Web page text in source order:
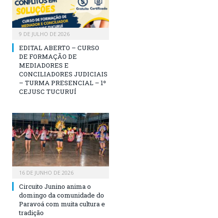
9 DE JULHO DE 2026
EDITAL ABERTO – CURSO
DE FORMAÇÃO DE
MEDIADORES E
CONCILIADORES JUDICIAIS
– TURMA PRESENCIAL – 1º
CEJUSC TUCURUÍ
16 DE JUNHO DE 2026
Circuito Junino anima o
domingo da comunidade do
Paravoá com muita cultura e
tradição